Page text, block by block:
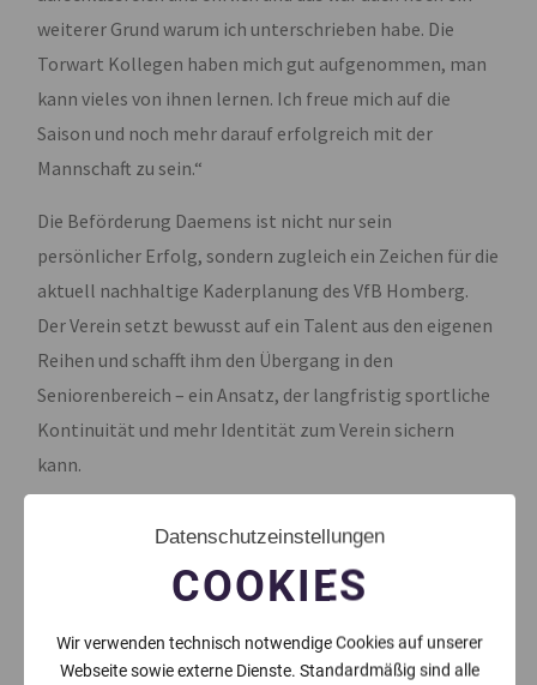
weiterer Grund warum ich unterschrieben habe. Die
Torwart Kollegen haben mich gut aufgenommen, man
kann vieles von ihnen lernen. Ich freue mich auf die
Saison und noch mehr darauf erfolgreich mit der
Mannschaft zu sein.“
Die Beförderung Daemens ist nicht nur sein
persönlicher Erfolg, sondern zugleich ein Zeichen für die
aktuell nachhaltige Kaderplanung des VfB Homberg.
Der Verein setzt bewusst auf ein Talent aus den eigenen
Reihen und schafft ihm den Übergang in den
Seniorenbereich – ein Ansatz, der langfristig sportliche
Kontinuität und mehr Identität zum Verein sichern
kann.
Folge Amafuma.de auf Facebook
https://www.facebook.com/amafumade
Folge Amafuma.de auf Instagram mit @amafuma.de
Datenschutzeinstellungen
COOKIES
Wir verwenden technisch notwendige Cookies auf unserer
Webseite sowie externe Dienste. Standardmäßig sind alle